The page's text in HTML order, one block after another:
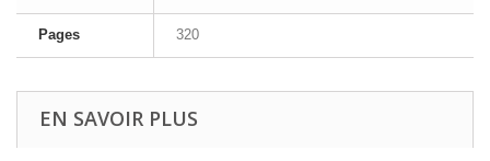
Pages 320
EN SAVOIR PLUS